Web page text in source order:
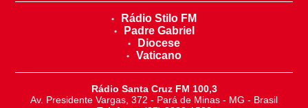
Rádio Stilo FM
Padre Gabriel
Diocese
Vaticano
Rádio Santa Cruz FM 100,3
Av. Presidente Vargas, 372 - Pará de Minas - MG - Brasil